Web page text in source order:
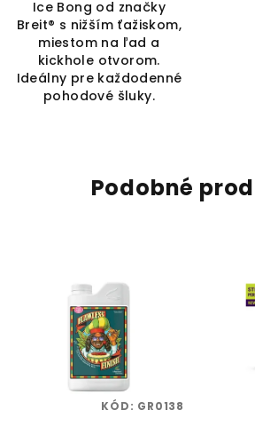
Ice Bong od značky
Breit® s nižším ťažiskom,
miestom na ľad a
kickhole otvorom.
Ideálny pre každodenné
pohodové šluky.
Podobné
KÓD: GR0138